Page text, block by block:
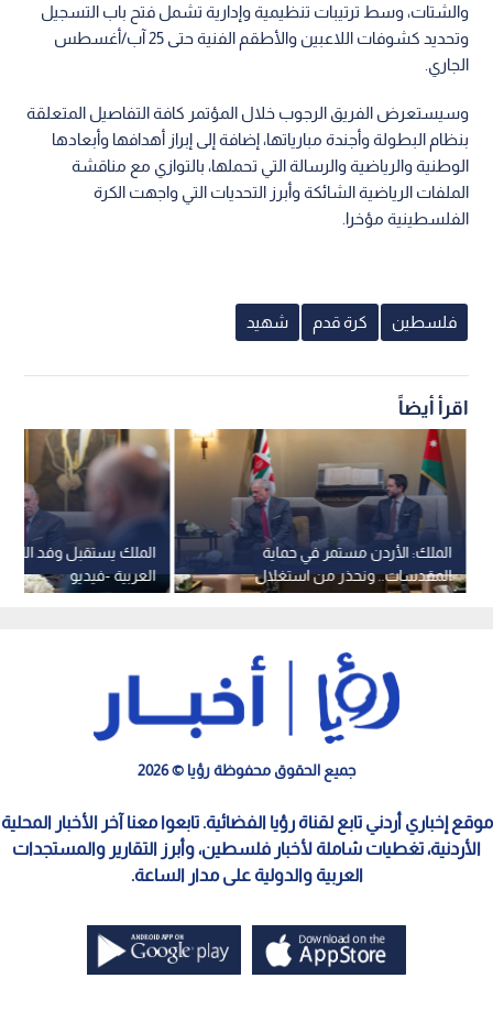
والشتات، وسط ترتيبات تنظيمية وإدارية تشمل فتح باب التسجيل
وتحديد كشوفات اللاعبين والأطقم الفنية حتى 25 آب/أغسطس
الجاري.
وسيستعرض الفريق الرجوب خلال المؤتمر كافة التفاصيل المتعلقة
بنظام البطولة وأجندة مبارياتها، إضافة إلى إبراز أهدافها وأبعادها
الوطنية والرياضية والرسالة التي تحملها، بالتوازي مع مناقشة
الملفات الرياضية الشائكة وأبرز التحديات التي واجهت الكرة
الفلسطينية مؤخرا.
فلسطين كرة قدم شهيد
اقرأ أيضاً
الملك يستقبل وفد اللجنة
العربية -فيديو
الملك: الأردن مستمر في حماية
المقدسات.. ونحذر من استغلال
الاضطرابات لفرض واقع جديد
جميع الحقوق محفوظة رؤيا © 2026
موقع إخباري أردني تابع لقناة رؤيا الفضائية. تابعوا معنا آخر الأخبار المحلية
الأردنية، تغطيات شاملة لأخبار فلسطين، وأبرز التقارير والمستجدات
العربية والدولية على مدار الساعة.